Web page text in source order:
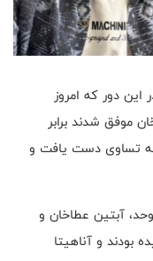
دور که امروز
موفق شدند برابر
به تساوی دست یافت و
آبتین عطاخان و
بودند و آناهیتا